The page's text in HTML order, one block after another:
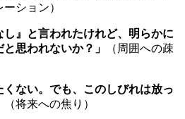
ション）
し』と言われたけれど、明らかに
思われないか？」
（周囲への疎
くない。でも、このしびれは放っ
（将来への焦り）